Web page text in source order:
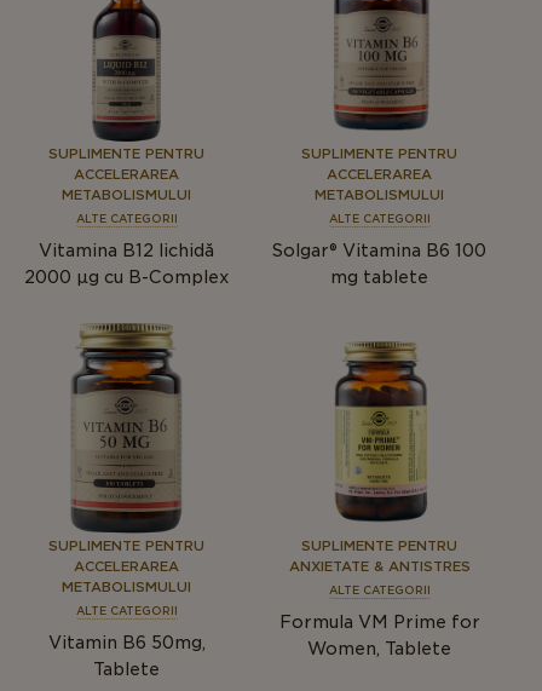
SUPLIMENTE PENTRU
ACCELERAREA
METABOLISMULUI
ALTE CATEGORII
Vitamina B12 lichidă
2000 µg cu B-Complex
SUPLIMENTE PENTRU
ACCELERAREA
METABOLISMULUI
ALTE CATEGORII
Solgar® Vitamina B6 100
mg tablete
SUPLIMENTE PENTRU
ACCELERAREA
METABOLISMULUI
ALTE CATEGORII
Vitamin B6 50mg,
Tablete
SUPLIMENTE PENTRU
ANXIETATE & ANTISTRES
ALTE CATEGORII
Formula VM Prime for
Women, Tablete